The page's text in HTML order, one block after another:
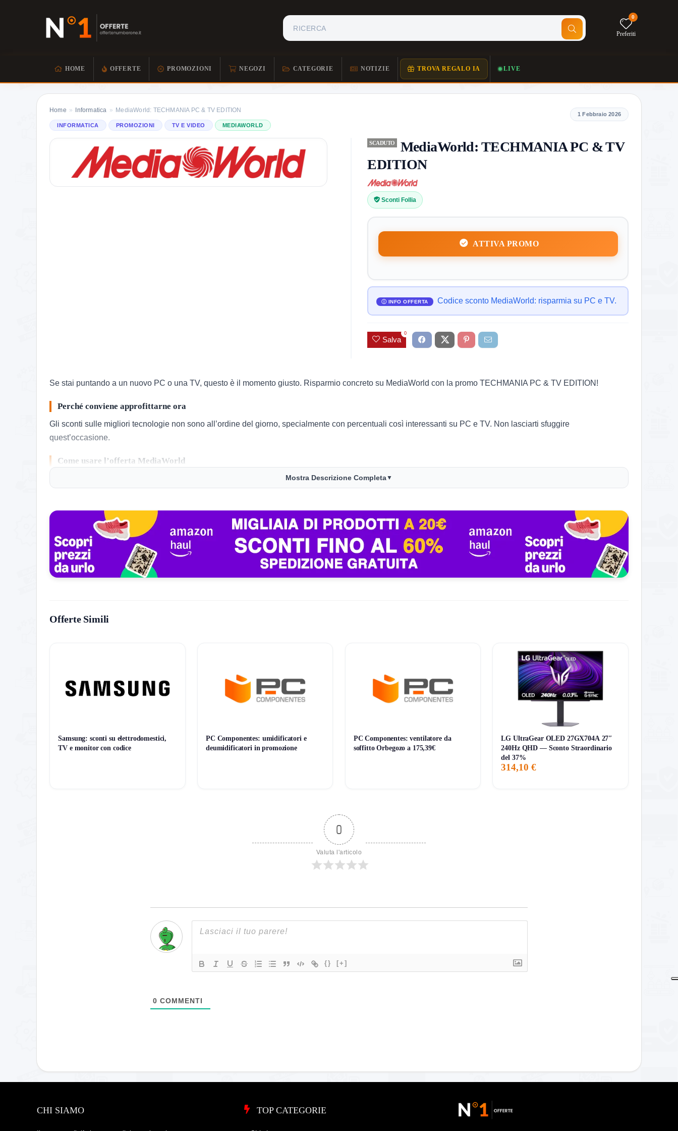
0
Preferiti
HOME OFFERTE PROMOZIONI NEGOZI CATEGORIE NOTIZIE TROVA REGALO IA LIVE
Home » Informatica » MediaWorld: TECHMANIA PC & TV EDITION
INFORMATICA PROMOZIONI TV E VIDEO MEDIAWORLD
SCADUTO
MediaWorld: TECHMANIA PC & TV
EDITION
Sconti Follia
ATTIVA PROMO
Codice sconto MediaWorld: risparmia su PC e TV.
Salva
0
1 Febbraio 2026
Se stai puntando a un nuovo PC o una TV, questo è il momento giusto. Risparmio concreto su MediaWorld con la promo TECHMANIA PC & TV EDITION!
Perché conviene approfittarne ora
Gli sconti sulle migliori tecnologie non sono all’ordine del giorno, specialmente con percentuali così interessanti su PC e TV. Non lasciarti sfuggire
quest’occasione.
Come usare l’offerta MediaWorld
Scegli i prodotti idonei e aggiungili al carrello.
Lo sconto è applicato automaticamente al carrello.
Verifica il totale e completa l’ordine.
Niente passaggi inutili, tutto diretto.
Termini e condizioni da sapere
L’offerta è valida sugli articoli selezionati. Non cumulabile con altre promozioni (salvo diversa indicazione). Controlla sempre il carrello finale.
La promozione è valida fino al2026-02-04 , salvo chiusura anticipata.
Mostra Descrizione Completa▼
Offerte Simili
Samsung: sconti su elettrodomestici,
TV e monitor con codice
PC Componentes: umidificatori e
deumidificatori in promozione
PC Componentes: ventilatore da
soffitto Orbegozo a 175,39€
LG UltraGear OLED 27GX704A 27″
240Hz QHD — Sconto Straordinario
del 37%
314,10 €
0
Valuta l'articolo
{} [+]
0 COMMENTI
CHI SIAMO TOP CATEGORIE